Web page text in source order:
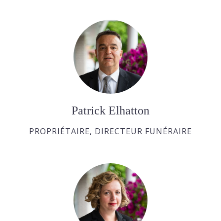
Patrick Elhatton
PROPRIÉTAIRE, DIRECTEUR FUNÉRAIRE